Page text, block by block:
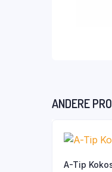
ANDERE
A-Tip